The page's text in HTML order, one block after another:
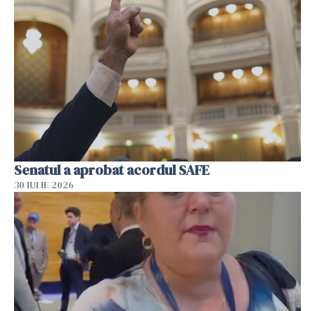
Senatul a aprobat acordul SAFE
30 IULIE 2026